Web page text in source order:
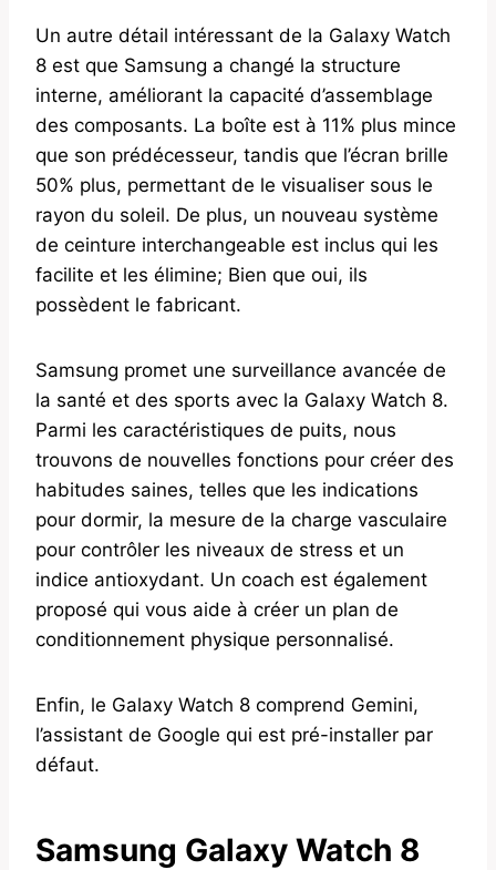
Un autre détail intéressant de la Galaxy Watch
8 est que Samsung a changé la structure
interne, améliorant la capacité d’assemblage
des composants. La boîte est à 11% plus mince
que son prédécesseur, tandis que l’écran brille
50% plus, permettant de le visualiser sous le
rayon du soleil. De plus, un nouveau système
de ceinture interchangeable est inclus qui les
facilite et les élimine; Bien que oui, ils
possèdent le fabricant.
Samsung promet une surveillance avancée de
la santé et des sports avec la Galaxy Watch 8.
Parmi les caractéristiques de puits, nous
trouvons de nouvelles fonctions pour créer des
habitudes saines, telles que les indications
pour dormir, la mesure de la charge vasculaire
pour contrôler les niveaux de stress et un
indice antioxydant. Un coach est également
proposé qui vous aide à créer un plan de
conditionnement physique personnalisé.
Enfin, le Galaxy Watch 8 comprend Gemini,
l’assistant de Google qui est pré-installer par
défaut.
Samsung Galaxy Watch 8